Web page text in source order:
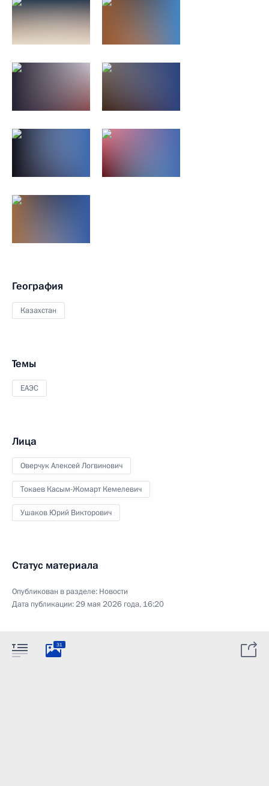
География
Казахстан
Темы
ЕАЭС
Лица
Оверчук Алексей Логвинович
Токаев Касым-Жомарт Кемелевич
Ушаков Юрий Викторович
Статус материала
Опубликован в разделе: Новости
Дата публикации:29 мая 2026 года, 16:20
31